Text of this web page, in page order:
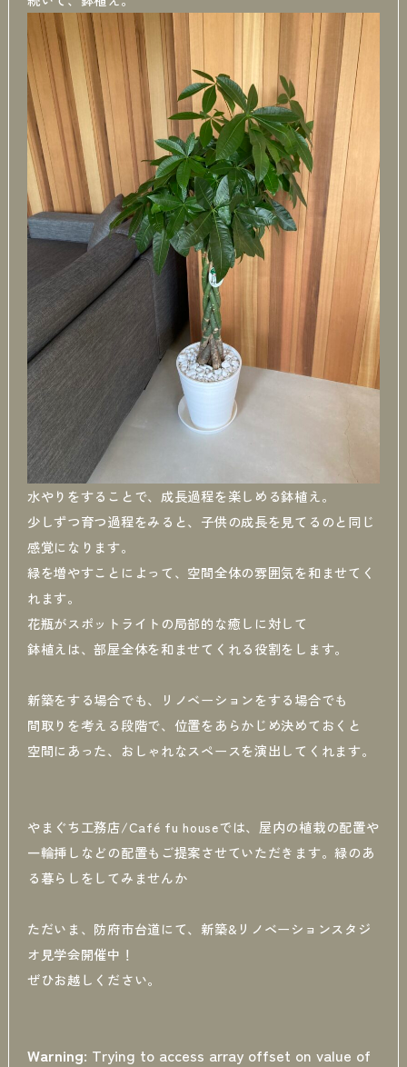
水やりをすることで、成長過程を楽しめる鉢植え。
少しずつ育つ過程をみると、子供の成長を見てるのと同じ
感覚になります。
緑を増やすことによって、空間全体の雰囲気を和ませてく
れます。
花瓶がスポットライトの局部的な癒しに対して
鉢植えは、部屋全体を和ませてくれる役割をします。
新築をする場合でも、リノベーションをする場合でも
間取りを考える段階で、位置をあらかじめ決めておくと
空間にあった、おしゃれなスペースを演出してくれます。
やまぐち工務店/Café fu houseでは、屋内の植栽の配置や
一輪挿しなどの配置もご提案させていただきます。緑のあ
る暮らしをしてみませんか
ただいま、防府市台道にて、新築&リノベーションスタジ
オ見学会開催中！
ぜひお越しください。
Warning: Trying to access array offset on value of